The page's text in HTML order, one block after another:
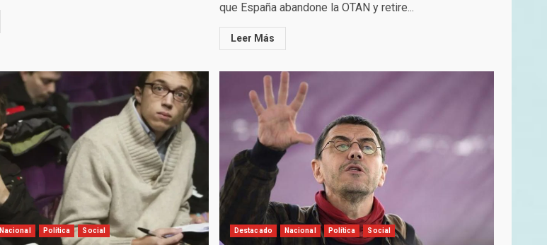
que España abandone la OTAN y retire...
Leer Más
Nacional Política Social Destacado Nacional Política Social